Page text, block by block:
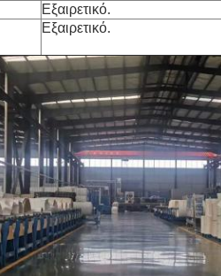
Εξαιρετικό.
Εξαιρετικό.